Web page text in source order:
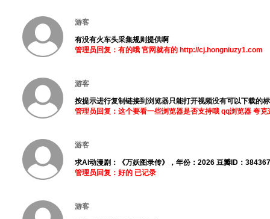
游客
有没有火车头采集规则提供啊
管理员回复：有的哦 官网就有的 http://cj.hongniuzy1.com
游客
按提示进行复制链接到浏览器只能打开视频没有可以下载的
管理员回复：这个要看一些浏览器是否支持哦 qq浏览器 夸克
游客
求AI动漫剧：《万妖图录传》，年份：2026 豆瓣ID：
管理员回复：好的 已记录
游客